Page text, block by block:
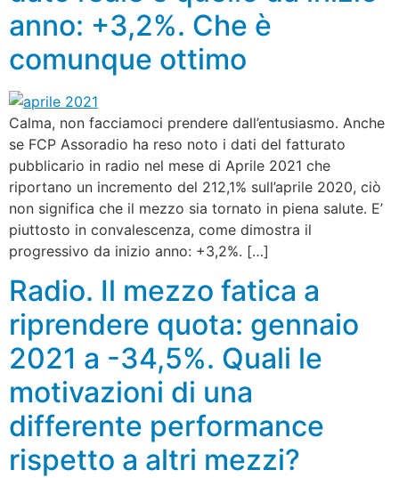
anno: +3,2%. Che è
comunque ottimo
Calma, non facciamoci prendere dall’entusiasmo. Anche
se FCP Assoradio ha reso noto i dati del fatturato
pubblicario in radio nel mese di Aprile 2021 che
riportano un incremento del 212,1% sull’aprile 2020, ciò
non significa che il mezzo sia tornato in piena salute. E’
piuttosto in convalescenza, come dimostra il
progressivo da inizio anno: +3,2%. […]
Radio. Il mezzo fatica a
riprendere quota: gennaio
2021 a -34,5%. Quali le
motivazioni di una
differente performance
rispetto a altri mezzi?